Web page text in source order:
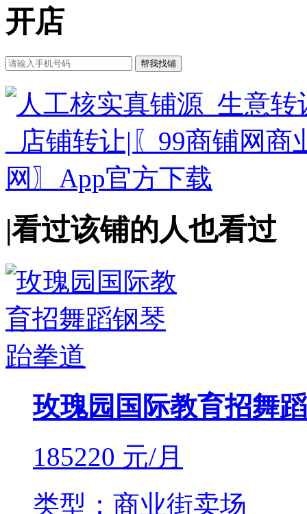
开店
|看过该铺的人也看过
玫瑰园国际教育招舞
185220 元/月
类型：商业街卖场